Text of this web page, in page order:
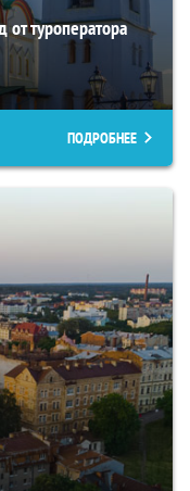
туроператора
ПОДРОБНЕЕ